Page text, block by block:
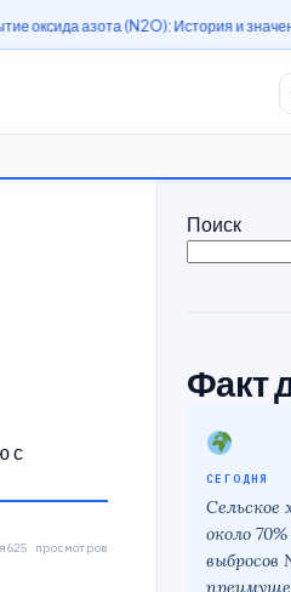
(N2O): История и значение
с
625 просмотров
Поиск
Факт
СЕГОДНЯ
Сельское
около
выбросов